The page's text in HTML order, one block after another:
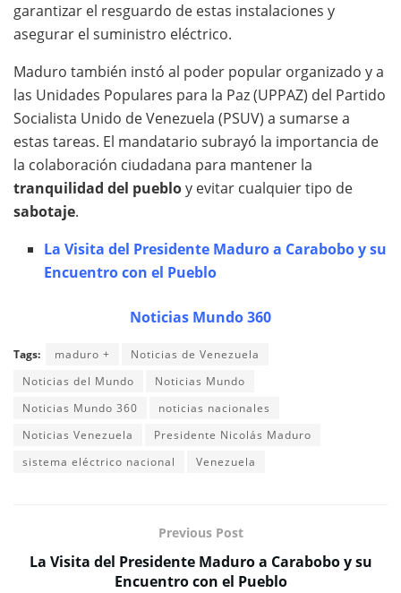
garantizar el resguardo de estas instalaciones y
asegurar el suministro eléctrico.
Maduro también instó al poder popular organizado y a
las Unidades Populares para la Paz (UPPAZ) del Partido
Socialista Unido de Venezuela (PSUV) a sumarse a
estas tareas. El mandatario subrayó la importancia de
la colaboración ciudadana para mantener la
tranquilidad del puebloy evitar cualquier tipo de
sabotaje.
La Visita del Presidente Maduro a Carabobo y su
Encuentro con el Pueblo
Noticias Mundo 360
Tags: maduro +
Noticias de Venezuela
Noticias del Mundo
Noticias Mundo
Noticias Mundo 360
noticias nacionales
Noticias Venezuela
Presidente Nicolás Maduro
sistema eléctrico nacional
Venezuela
Previous Post
La Visita del Presidente Maduro a Carabobo y su
Encuentro con el Pueblo